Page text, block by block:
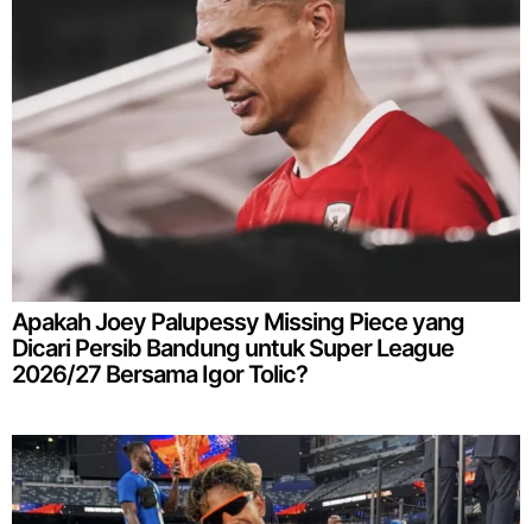
Apakah Joey Palupessy Missing Piece yang
Dicari Persib Bandung untuk Super League
2026/27 Bersama Igor Tolic?